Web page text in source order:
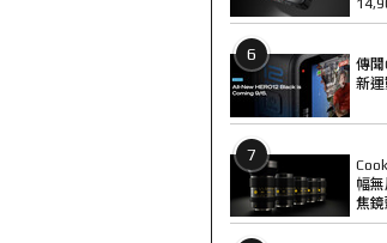
6
傳
新運
7
幅
焦鏡